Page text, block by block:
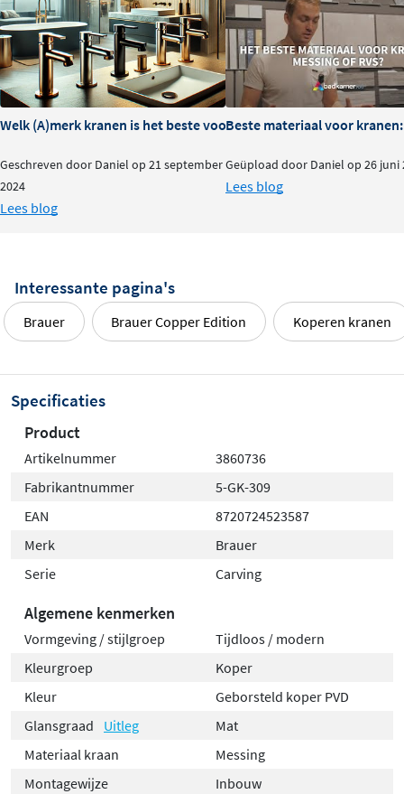
Welk (A)merk kranen is het beste voor je badkamer?
Geschreven door Daniel op 21 september
2024
Lees blog
Beste materiaal voor kranen:
Geüpload door Daniel op 26 juni
Lees blog
Interessante pagina's
Brauer Brauer Copper Edition Koperen kranen
Specificaties
Product
Artikelnummer
3860736
Fabrikantnummer
5-GK-309
EAN
8720724523587
Merk
Brauer
Serie
Carving
Algemene kenmerken
Vormgeving / stijlgroep
Tijdloos / modern
Kleurgroep
Koper
Kleur
Geborsteld koper PVD
Glansgraad
Uitleg
Mat
Materiaal kraan
Messing
Montagewijze
Inbouw